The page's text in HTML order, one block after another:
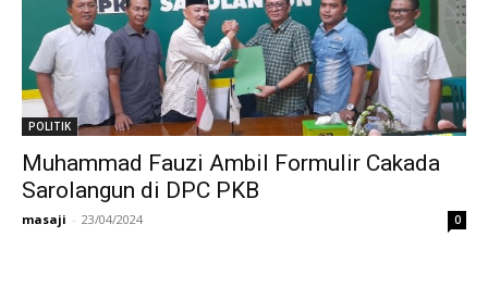
POLITIK
Muhammad Fauzi Ambil Formulir Cakada
Sarolangun di DPC PKB
masaji - 23/04/2024 0